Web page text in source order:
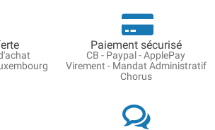
Paiement sécurisé
CB - Paypal - ApplePay
Virement - Mandat Administratif
Chorus